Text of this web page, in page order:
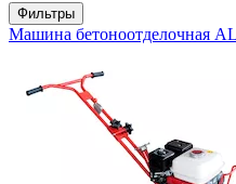
Фильтры
Машина бетоноотделочная